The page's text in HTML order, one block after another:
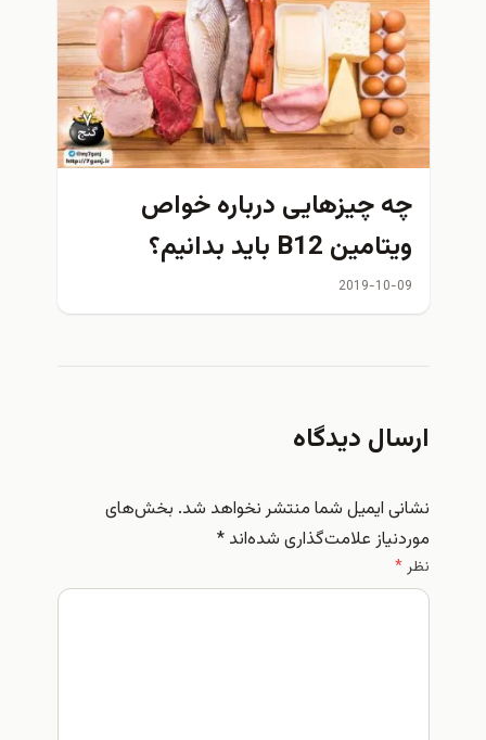
چه چیزهایی درباره خواص
ویتامین B12 باید بدانیم؟
2019-10-09
ارسال دیدگاه
نشانی ایمیل شما منتشر نخواهد شد. بخش‌های
موردنیاز علامت‌گذاری شده‌اند*
نظر*